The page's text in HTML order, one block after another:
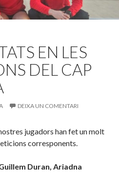
EN LES
DEL CAP
DEIXA UN COMENTARI
jugadors han fet un molt
corresponents.
Duran, Ariadna